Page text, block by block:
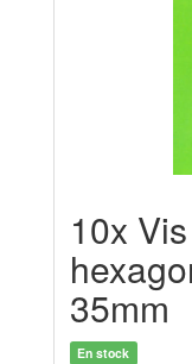
10x
35mm
En stock